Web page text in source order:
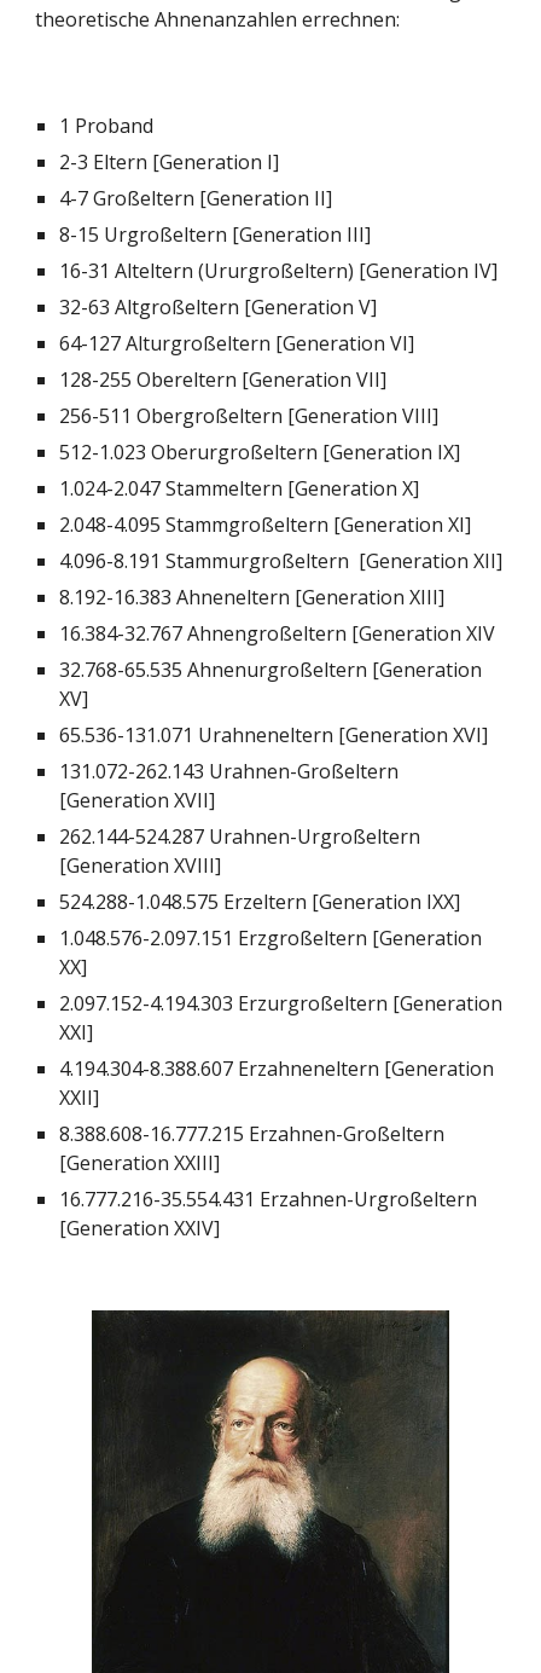
theoretische Ahnenanzahlen errechnen:
1 Proband
2-3 Eltern [Generation I]
4-7 Großeltern [Generation II]
8-15 Urgroßeltern [Generation III]
16-31 Alteltern (Ururgroßeltern) [Generation IV]
32-63 Altgroßeltern [Generation V]
64-127 Alturgroßeltern [Generation VI]
128-255 Obereltern [Generation VII]
256-511 Obergroßeltern [Generation VIII]
512-1.023 Oberurgroßeltern [Generation IX]
1.024-2.047 Stammeltern [Generation X]
2.048-4.095 Stammgroßeltern [Generation XI]
4.096-8.191 Stammurgroßeltern [Generation XII]
8.192-16.383 Ahneneltern [Generation XIII]
16.384-32.767 Ahnengroßeltern [Generation XIV
32.768-65.535 Ahnenurgroßeltern [Generation
XV]
65.536-131.071 Urahneneltern [Generation XVI]
131.072-262.143 Urahnen-Großeltern
[Generation XVII]
262.144-524.287 Urahnen-Urgroßeltern
[Generation XVIII]
524.288-1.048.575 Erzeltern [Generation IXX]
1.048.576-2.097.151 Erzgroßeltern [Generation
XX]
2.097.152-4.194.303 Erzurgroßeltern [Generation
XXI]
4.194.304-8.388.607 Erzahneneltern [Generation
XXII]
8.388.608-16.777.215 Erzahnen-Großeltern
[Generation XXIII]
16.777.216-35.554.431 Erzahnen-Urgroßeltern
[Generation XXIV]